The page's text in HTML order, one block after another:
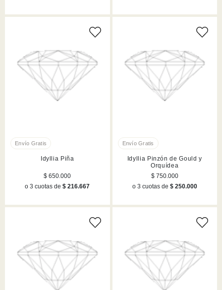
Idyllia Piña
$ 650.000
o 3 cuotas de$ 216.667
Idyllia Pinzón de Gould y
Orquídea
$ 750.000
o 3 cuotas de $ 250.000